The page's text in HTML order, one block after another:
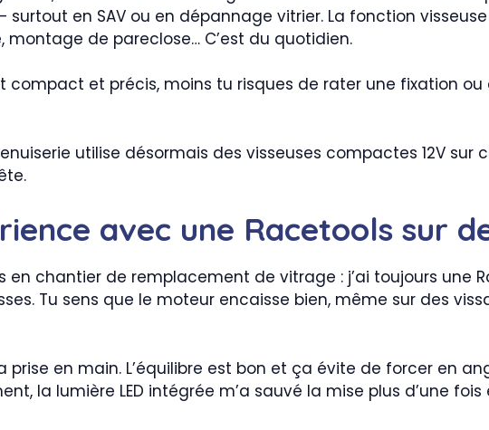
surtout en SAV ou en dépannage vitrier. La fonction
de pareclose… C’est du quotidien.
compact et précis, moins tu risques de rater une fixation ou
utilise désormais des visseuses compactes 12V
avec une Racetools sur
chantier de remplacement de vitrage : j’ai toujours une
Tu sens que le moteur encaisse bien, même sur des
prise en main. L’équilibre est bon et ça évite de forcer en
la lumière LED intégrée m’a sauvé la mise plus d’une